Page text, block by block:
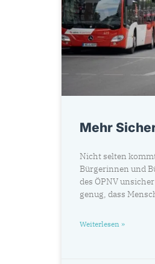
Mehr
Nicht selten
Bürgerinnen und
des ÖPNV
genug, dass
Weiterlesen »